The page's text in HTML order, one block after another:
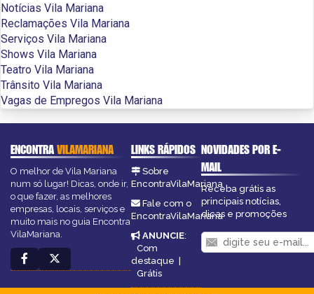
Notícias Vila Mariana
Reclamações Vila Mariana
Serviços Vila Mariana
Shows Vila Mariana
Teatro Vila Mariana
Trânsito Vila Mariana
Vagas de Empregos Vila Mariana
ENCONTRAVILAMARIANA
O melhor de Vila Mariana
num só lugar! Dicas, onde ir,
o que fazer, as melhores
empresas, locais, serviços e
muito mais no guia Encontra
VilaMariana.
LINKS RÁPIDOS
Sobre
EncontraVilaMariana
Fale com o
EncontraVilaMariana
ANUNCIE:
Com
destaque |
Grátis
NOVIDADES POR E-
MAIL
Receba grátis as
principais notícias,
dicas e promoções